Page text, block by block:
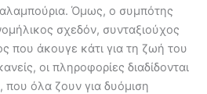
Όμως, ο συμπότης
σχεδόν, συνταξιούχος
που άκουγε κάτι για τη ζωή του
οι πληροφορίες διαδίδονται
που όλα ζουν για δυόμιση